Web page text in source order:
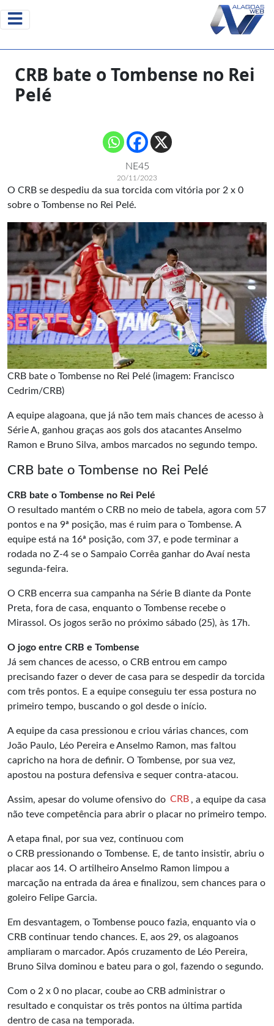
CRB bate o Tombense no Rei
Pelé
NE45
20/11/2023
O CRB se despediu da sua torcida com vitória por 2 x 0
sobre o Tombense no Rei Pelé.
CRB bate o Tombense no Rei Pelé (imagem: Francisco
Cedrim/CRB)
A equipe alagoana, que já não tem mais chances de acesso à
Série A, ganhou graças aos gols dos atacantes Anselmo
Ramon e Bruno Silva, ambos marcados no segundo tempo.
CRB bate o Tombense no Rei Pelé
CRB bate o Tombense no Rei Pelé
O resultado mantém o CRB no meio de tabela, agora com 57
pontos e na 9ª posição, mas é ruim para o Tombense. A
equipe está na 16ª posição, com 37, e pode terminar a
rodada no Z-4 se o Sampaio Corrêa ganhar do Avaí nesta
segunda-feira.
O CRB encerra sua campanha na Série B diante da Ponte
Preta, fora de casa, enquanto o Tombense recebe o
Mirassol. Os jogos serão no próximo sábado (25), às 17h.
O jogo entre CRB e Tombense
Já sem chances de acesso, o CRB entrou em campo
precisando fazer o dever de casa para se despedir da torcida
com três pontos. E a equipe conseguiu ter essa postura no
primeiro tempo, buscando o gol desde o início.
A equipe da casa pressionou e criou várias chances, com
João Paulo, Léo Pereira e Anselmo Ramon, mas faltou
capricho na hora de definir. O Tombense, por sua vez,
apostou na postura defensiva e sequer contra-atacou.
Assim, apesar do volume ofensivo do CRB , a equipe da casa
não teve competência para abrir o placar no primeiro tempo.
A etapa final, por sua vez, continuou com
o CRB pressionando o Tombense. E, de tanto insistir, abriu o
placar aos 14. O artilheiro Anselmo Ramon limpou a
marcação na entrada da área e finalizou, sem chances para o
goleiro Felipe Garcia.
Em desvantagem, o Tombense pouco fazia, enquanto via o
CRB continuar tendo chances. E, aos 29, os alagoanos
ampliaram o marcador. Após cruzamento de Léo Pereira,
Bruno Silva dominou e bateu para o gol, fazendo o segundo.
Com o 2 x 0 no placar, coube ao CRB administrar o
resultado e conquistar os três pontos na última partida
dentro de casa na temporada.